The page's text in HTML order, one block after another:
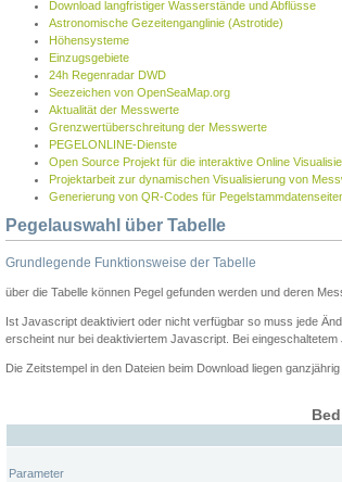
Download langfristiger Wasserstände und Abflüsse
Astronomische Gezeitenganglinie (Astrotide)
Höhensysteme
Einzugsgebiete
24h Regenradar DWD
Seezeichen von OpenSeaMap.org
Aktualität der Messwerte
Grenzwertüberschreitung der Messwerte
PEGELONLINE-Dienste
Open Source Projekt für die interaktive Online
Projektarbeit zur dynamischen Visualisierung von
Generierung von QR-Codes für
Pegelauswahl über Tabelle
Grundlegende Funktionsweise der Tabelle
über die Tabelle können Pegel gefunden werden und deren
Ist Javascript deaktiviert oder nicht verfügbar so muss jede
erscheint nur bei deaktiviertem Javascript. Bei
Die Zeitstempel in den Dateien beim Download liegen
Parameter